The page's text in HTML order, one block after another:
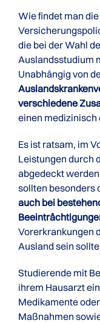
Wie findet man
die bei der Wahl
Auslandsstudium
Unabhängig von
verschiedene
einen
Es ist ratsam, im
Leistungen durch
abgedeckt
sollten besonders
auch bei
Vorerkrankungen
Ausland sein
Studierende mit
ihrem Hausarzt
Medikamente
Maßnahmen